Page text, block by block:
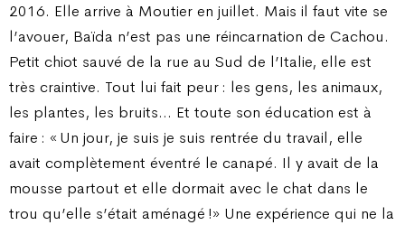
2016. Elle arrive à Moutier en juillet. Mais il faut vite se
l’avouer, Baïda n’est pas une réincarnation de Cachou.
Petit chiot sauvé de la rue au Sud de l’Italie, elle est
très craintive. Tout lui fait peur : les gens, les animaux,
les plantes, les bruits… Et toute son éducation est à
faire : « Un jour, je suis je suis rentrée du travail, elle
avait complètement éventré le canapé. Il y avait de la
mousse partout et elle dormait avec le chat dans le
trou qu’elle s’était aménagé !» Une expérience qui ne la